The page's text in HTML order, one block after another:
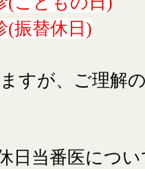
替休日)
すが、ご理解
日当番医につい